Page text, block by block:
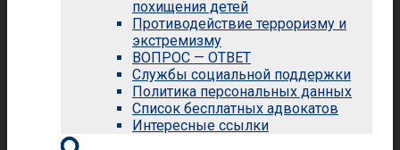
похищения детей
Противодействие терроризму и
экстремизму
ВОПРОС — ОТВЕТ
Службы социальной поддержки
Политика персональных данных
Список бесплатных адвокатов
Интересные ссылки